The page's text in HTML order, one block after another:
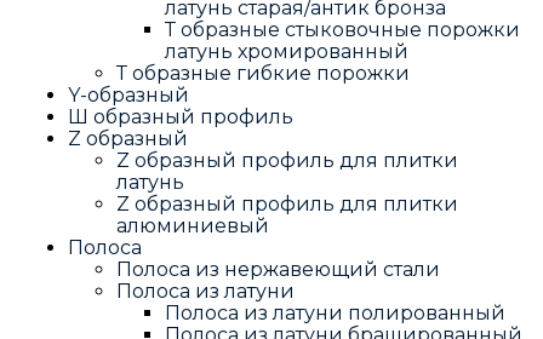
латунь старая/антик бронза
Т образные стыковочные порожки
латунь хромированный
Т образные гибкие порожки
Y-образный
Ш образный профиль
Z образный
Z образный профиль для плитки
латунь
Z образный профиль для плитки
алюминиевый
Полоса
Полоса из нержавеющий стали
Полоса из латуни
Полоса из латуни полированный